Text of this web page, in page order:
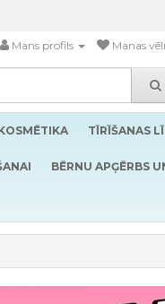
Mans profils Manas
TĪRĪŠANAS
BĒRNU APĢĒRBS